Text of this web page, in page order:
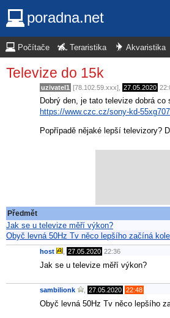
poradna.net
Počítače Teraristika Akvaristika
Televize do 15k
uzivatel1 [78.102.59.xxx], 27.05.2020
Dobrý den, je tato televize dobrá
https://www.czc.cz/sony-kd-
Popřípadě nějaké lepší televizory?
Předmět
Jak se u televize měří výkon?
Obyč levná 50Hz Tv něco lepšího začíná
host 27.05.2020 22:36
Jak se u televize měří výkon?
sambilionk 27.05.2020 22:48
Obyč levná 50Hz Tv něco lepšího